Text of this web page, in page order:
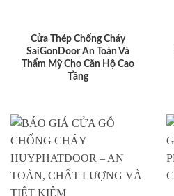
Cửa Thép Chống Cháy
SaiGonDoor An Toàn Và
Thẩm Mỹ Cho Căn Hộ Cao
Tầng